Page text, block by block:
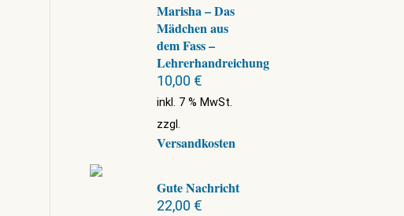
Marisha – Das
Mädchen aus
dem Fass –
Lehrerhandreichung
10,00 €
inkl. 7 % MwSt.
zzgl.
Versandkosten
Gute Nachricht
22,00 €